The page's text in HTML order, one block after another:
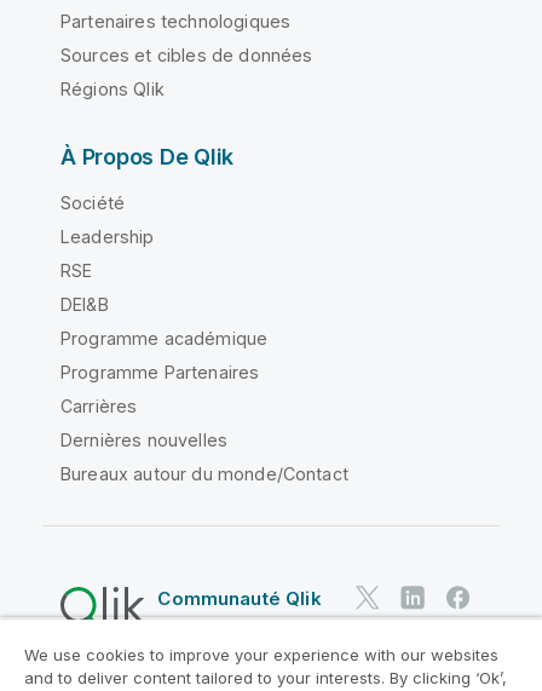
Partenaires technologiques
Sources et cibles de données
Régions Qlik
À Propos De Qlik
Société
Leadership
RSE
DEI&B
Programme académique
Programme Partenaires
Carrières
Dernières nouvelles
Bureaux autour du monde/Contact
Communauté Qlik
Contrats juridiques
We use cookies to improve your experience with our websites
and to deliver content tailored to your interests. By clicking ‘Ok’,